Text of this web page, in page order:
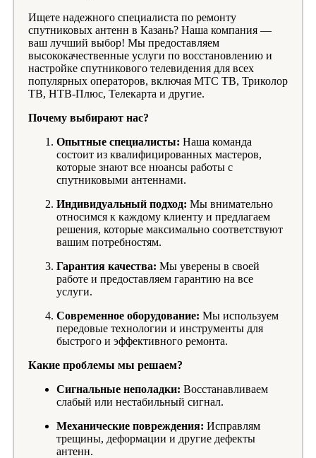
Ищете надежного специалиста по ремонту
спутниковых антенн в Казань? Наша компания —
ваш лучший выбор! Мы предоставляем
высококачественные услуги по восстановлению и
настройке спутникового телевидения для всех
популярных операторов, включая МТС ТВ, Триколор
ТВ, НТВ-Плюс, Телекарта и другие.
Почему выбирают нас?
Опытные специалисты: Наша команда
состоит из квалифицированных мастеров,
которые знают все нюансы работы с
спутниковыми антеннами.
Индивидуальный подход: Мы внимательно
относимся к каждому клиенту и предлагаем
решения, которые максимально соответствуют
вашим потребностям.
Гарантия качества: Мы уверены в своей
работе и предоставляем гарантию на все
услуги.
Современное оборудование: Мы используем
передовые технологии и инструменты для
быстрого и эффективного ремонта.
Какие проблемы мы решаем?
Сигнальные неполадки: Восстанавливаем
слабый или нестабильный сигнал.
Механические повреждения: Исправлям
трещины, деформации и другие дефекты
антенн.